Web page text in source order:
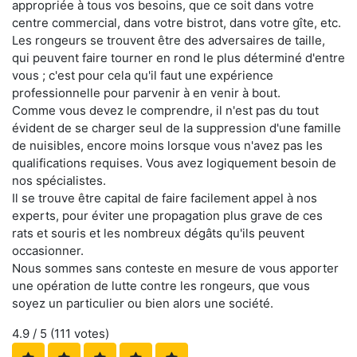
appropriée à tous vos besoins, que ce soit dans votre
centre commercial, dans votre bistrot, dans votre gîte, etc.
Les rongeurs se trouvent être des adversaires de taille,
qui peuvent faire tourner en rond le plus déterminé d'entre
vous ; c'est pour cela qu'il faut une expérience
professionnelle pour parvenir à en venir à bout.
Comme vous devez le comprendre, il n'est pas du tout
évident de se charger seul de la suppression d'une famille
de nuisibles, encore moins lorsque vous n'avez pas les
qualifications requises. Vous avez logiquement besoin de
nos spécialistes.
Il se trouve être capital de faire facilement appel à nos
experts, pour éviter une propagation plus grave de ces
rats et souris et les nombreux dégâts qu'ils peuvent
occasionner.
Nous sommes sans conteste en mesure de vous apporter
une opération de lutte contre les rongeurs, que vous
soyez un particulier ou bien alors une société.
4.9 / 5 (111 votes)